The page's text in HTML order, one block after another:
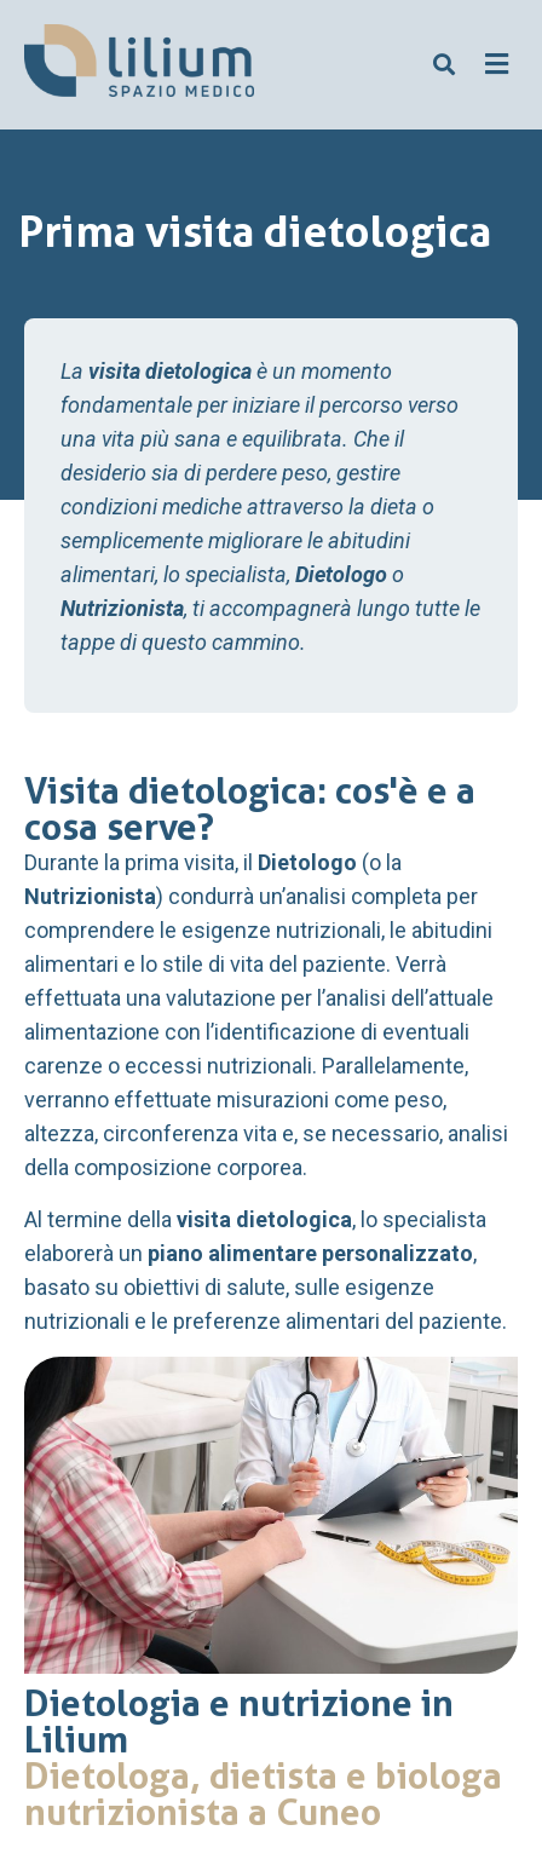
Prima visita dietologica
La visita dietologicaè un momento
fondamentale per iniziare il percorso verso
una vita più sana e equilibrata. Che il
desiderio sia di perdere peso, gestire
condizioni mediche attraverso la dieta o
semplicemente migliorare le abitudini
alimentari, lo specialista, Dietologoo
Nutrizionista, ti accompagnerà lungo tutte le
tappe di questo cammino.
Visita dietologica: cos'è e a
cosa serve?
Durante la prima visita, il Dietologo (o la
Nutrizionista) condurrà un’analisi completa per
comprendere le esigenze nutrizionali, le abitudini
alimentari e lo stile di vita del paziente. Verrà
effettuata una valutazione per l’analisi dell’attuale
alimentazione con l’identificazione di eventuali
carenze o eccessi nutrizionali. Parallelamente,
verranno effettuate misurazioni come peso,
altezza, circonferenza vita e, se necessario, analisi
della composizione corporea.
Al termine della visita dietologica, lo specialista
elaborerà un piano alimentare personalizzato,
basato su obiettivi di salute, sulle esigenze
nutrizionali e le preferenze alimentari del paziente.
Dietologia e nutrizione in
Lilium
Dietologa, dietista e biologa
nutrizionista a Cuneo